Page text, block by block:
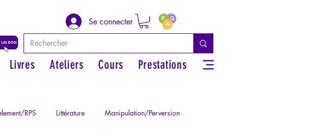
Se connecter
Livres Ateliers Cours Prestations
RPS Littérature Manipulation/Perversion